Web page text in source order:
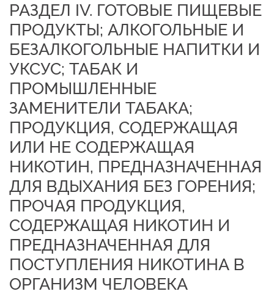
РАЗДЕЛ IV. ГОТОВЫЕ ПИЩЕВЫЕ
ПРОДУКТЫ; АЛКОГОЛЬНЫЕ И
БЕЗАЛКОГОЛЬНЫЕ НАПИТКИ И
УКСУС; ТАБАК И
ПРОМЫШЛЕННЫЕ
ЗАМЕНИТЕЛИ ТАБАКА;
ПРОДУКЦИЯ, СОДЕРЖАЩАЯ
ИЛИ НЕ СОДЕРЖАЩАЯ
НИКОТИН, ПРЕДНАЗНАЧЕННАЯ
ДЛЯ ВДЫХАНИЯ БЕЗ ГОРЕНИЯ;
ПРОЧАЯ ПРОДУКЦИЯ,
СОДЕРЖАЩАЯ НИКОТИН И
ПРЕДНАЗНАЧЕННАЯ ДЛЯ
ПОСТУПЛЕНИЯ НИКОТИНА В
ОРГАНИЗМ ЧЕЛОВЕКА